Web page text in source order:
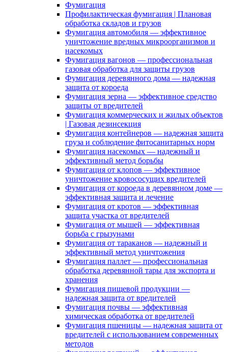
Фумигация
Профилактическая фумигация | Плановая
обработка складов и грузов
Фумигация автомобиля — эффективное
уничтожение вредных микроорганизмов и
насекомых
Фумигация вагонов — профессиональная
газовая обработка для защиты грузов
Фумигация деревянного дома — надежная
защита от короеда
Фумигация зерна — эффективное средство
защиты от вредителей
Фумигация коммерческих и жилых объектов
| Газовая дезинсекция
Фумигация контейнеров — надежная защита
груза и соблюдение фитосанитарных норм
Фумигация насекомых — надежный и
эффективный метод борьбы
Фумигация от клопов — эффективное
уничтожение кровососущих вредителей
Фумигация от короеда в деревянном доме —
эффективная защита и лечение
Фумигация от кротов — эффективная
защита участка от вредителей
Фумигация от мышей — эффективная
борьба с грызунами
Фумигация от тараканов — надежный и
эффективный метод уничтожения
Фумигация паллет — профессиональная
обработка деревянной тары для экспорта и
хранения
Фумигация пищевой продукции —
надежная защита от вредителей
Фумигация почвы — эффективная
химическая обработка от вредителей
Фумигация пшеницы — надежная защита от
вредителей с использованием современных
методов